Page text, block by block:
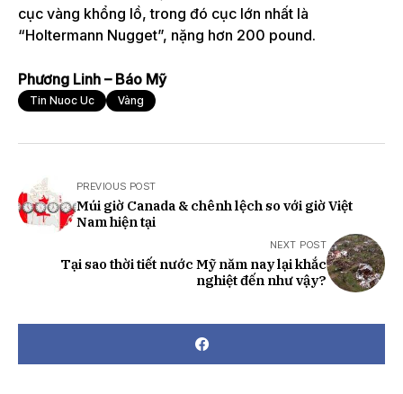
cục vàng khổng lồ, trong đó cục lớn nhất là
“Holtermann Nugget”, nặng hơn 200 pound.
Phương Linh – Báo Mỹ
Tin Nuoc Uc Vàng
PREVIOUS POST
Múi giờ Canada & chênh lệch so với giờ Việt
Nam hiện tại
NEXT POST
Tại sao thời tiết nước Mỹ năm nay lại khắc
nghiệt đến như vậy?